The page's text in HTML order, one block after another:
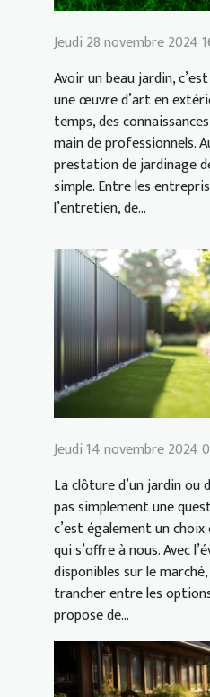
Jeudi 28 novembre 2024
Avoir un beau jardin,
une œuvre d’art en
temps, des
main de professionnels.
prestation de jardinage
simple. Entre les
l’entretien, de...
Jeudi 14 novembre 2024
La clôture d’un jardin ou
pas simplement une
c’est également un
qui s’offre à nous. Avec
disponibles sur le
trancher entre les
propose de...